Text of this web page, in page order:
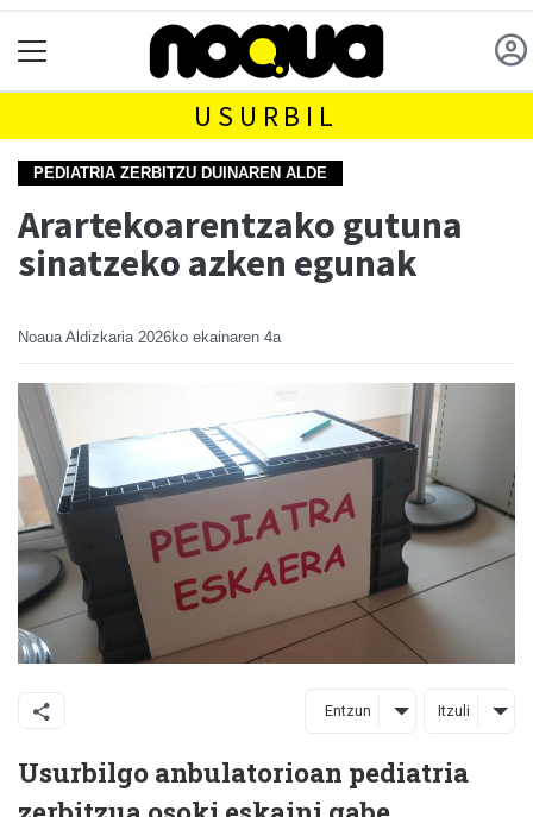
USURBIL
PEDIATRIA ZERBITZU DUINAREN ALDE
Arartekoarentzako gutuna
sinatzeko azken egunak
Noaua Aldizkaria 2026ko ekainaren 4a
Entzun Itzuli
Usurbilgo anbulatorioan pediatria